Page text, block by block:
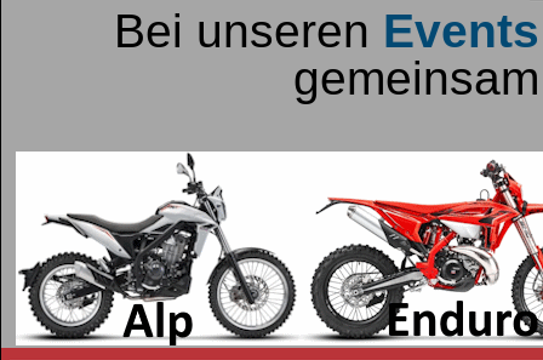
Bei unseren Events